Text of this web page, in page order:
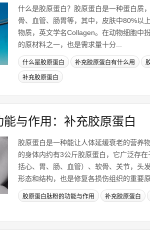
什么是胶原蛋白？胶原蛋白是一种蛋白质
骨、血管、肠胃等，其中，皮肤中80%以
物质，英文学名Collagen。在动物细胞中
的原材料之一，也是需求量十分...
什么是胶原蛋白 补充胶原蛋白有什么用
补充胶原蛋白
与作用：补充胶原蛋白
胶原蛋白是一种能让人体延缓衰老的营养
的身体内约有3公斤胶原蛋白，它广泛存
括心、胃、肠、血管）、软骨、关节，头
形态和结构，也是修复各损伤组织的重要原
胶原蛋白肽粉的功能与作用 补充胶原蛋白